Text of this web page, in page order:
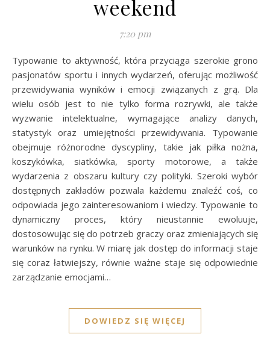
weekend
7:20 pm
Typowanie to aktywność, która przyciąga szerokie grono
pasjonatów sportu i innych wydarzeń, oferując możliwość
przewidywania wyników i emocji związanych z grą. Dla
wielu osób jest to nie tylko forma rozrywki, ale także
wyzwanie intelektualne, wymagające analizy danych,
statystyk oraz umiejętności przewidywania. Typowanie
obejmuje różnorodne dyscypliny, takie jak piłka nożna,
koszykówka, siatkówka, sporty motorowe, a także
wydarzenia z obszaru kultury czy polityki. Szeroki wybór
dostępnych zakładów pozwala każdemu znaleźć coś, co
odpowiada jego zainteresowaniom i wiedzy. Typowanie to
dynamiczny proces, który nieustannie ewoluuje,
dostosowując się do potrzeb graczy oraz zmieniających się
warunków na rynku. W miarę jak dostęp do informacji staje
się coraz łatwiejszy, równie ważne staje się odpowiednie
zarządzanie emocjami…
DOWIEDZ SIĘ WIĘCEJ